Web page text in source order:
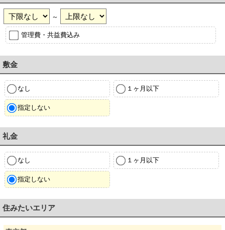
～
管理費・共益費込み
敷金
なし １ヶ月以下
指定しない
礼金
なし １ヶ月以下
指定しない
住みたいエリア